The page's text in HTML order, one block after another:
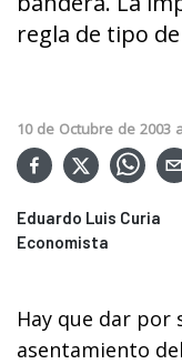
regla de tipo
10 de Octubre de 2003
Eduardo Luis Curia
Economista
Hay que dar por
asentamiento